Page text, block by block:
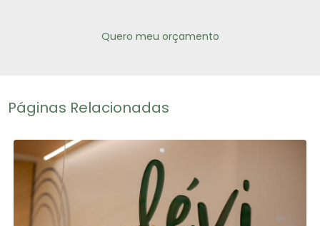
Quero meu orçamento
Páginas Relacionadas